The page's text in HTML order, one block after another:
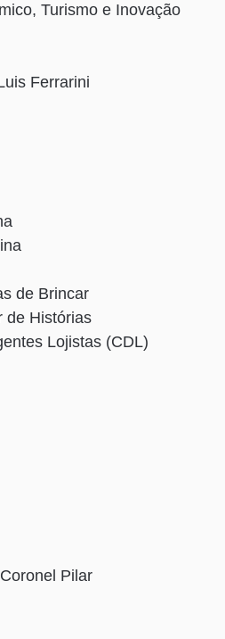
Turismo e Inovação
Ferrarini
de Brincar
de Histórias
Lojistas (CDL)
Pilar